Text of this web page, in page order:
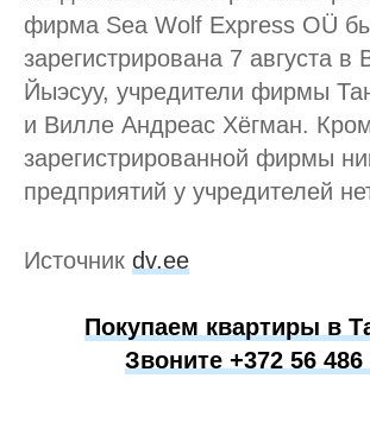
фирма Sea Wolf Express OÜ
зарегистрирована 7 августа в
Йыэсуу, учредители фирмы
и Вилле Андреас Хёгман.
зарегистрированной фирмы
предприятий у учредителей
Источник dv.ee
Покупаем квартиры в
Звоните +372 56 486